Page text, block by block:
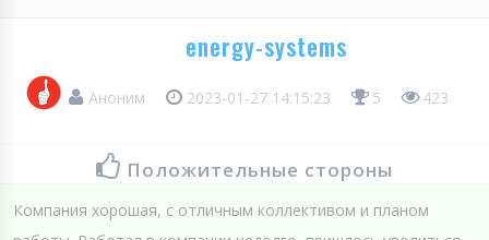
energy-systems
Аноним 2023-01-27 14:15:23 5 423
Положительные стороны
Компания хорошая, с отличным коллективом и планом